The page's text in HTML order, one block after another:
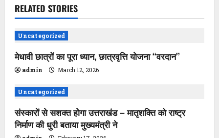
i
g
a
t
i
o
RELATED STORIES
Uncategorized
मेधावी छात्रों का पूरा ध्यान, छात्रवृत्ति योजना ‘‘वरदान’’
admin March 12, 2026
Uncategorized
संस्कारों से सशक्त होगा उत्तराखंड – मातृशक्ति को राष्ट्र
निर्माण की धुरी बताया मुख्यमंत्री ने